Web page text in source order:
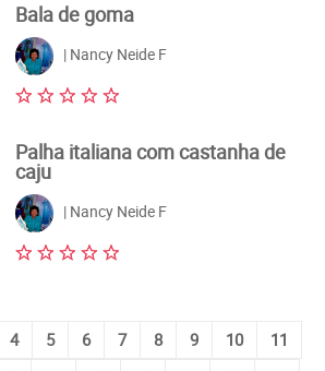
Bala de goma
| Nancy Neide F
Palha italiana com castanha de
caju
| Nancy Neide F
4 5 6 7 8 9 10
11